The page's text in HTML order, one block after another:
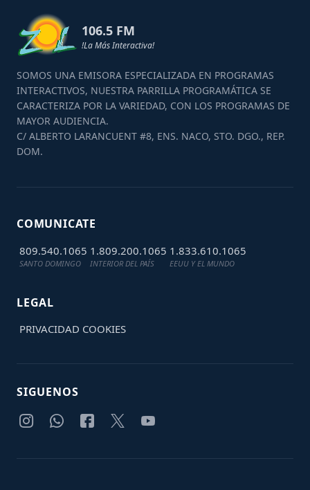
106.5 FM
!La Más Interactiva!
SOMOS UNA EMISORA ESPECIALIZADA EN PROGRAMAS
INTERACTIVOS, NUESTRA PARRILLA PROGRAMÁTICA SE
CARACTERIZA POR LA VARIEDAD, CON LOS PROGRAMAS DE
MAYOR AUDIENCIA.
C/ ALBERTO LARANCUENT #8, ENS. NACO, STO. DGO., REP.
DOM.
COMUNICATE
809.540.1065
SANTO DOMINGO
1.809.200.1065
INTERIOR DEL PAÍS
1.833.610.1065
EEUU Y EL MUNDO
LEGAL
PRIVACIDAD COOKIES
SIGUENOS